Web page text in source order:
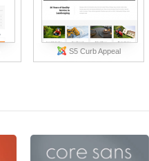
S5 Curb Appeal